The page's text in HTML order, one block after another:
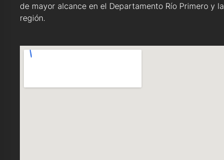
de mayor alcance en el Departamento Río Primero y la
región.